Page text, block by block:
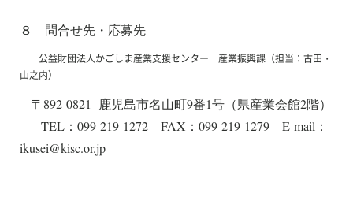
８ 問合せ先・応募先
公益財団法人かごしま産業支援センター 産業振興課（担当：古田・
山之内）
〒892-0821 鹿児島市名山町9番1号（県産業会館2階）
TEL：099-219-1272 FAX：099-219-1279 E-mail：
ikusei@kisc.or.jp